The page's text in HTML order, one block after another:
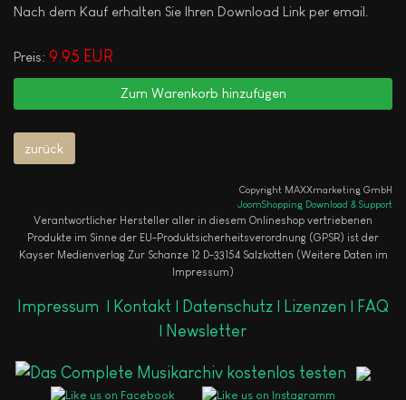
Nach dem Kauf erhalten Sie Ihren Download Link per email.
Preis: 9.95 EUR
Copyright MAXXmarketing GmbH
JoomShopping Download & Support
Verantwortlicher Hersteller aller in diesem Onlineshop vertriebenen
Produkte im Sinne der EU-Produktsicherheitsverordnung (GPSR) ist der
Kayser Medienverlag Zur Schanze 12 D-33154 Salzkotten (Weitere Daten im
Impressum)
Impressum Kontakt | Datenschutz | Lizenzen |
FAQ
Newsletter